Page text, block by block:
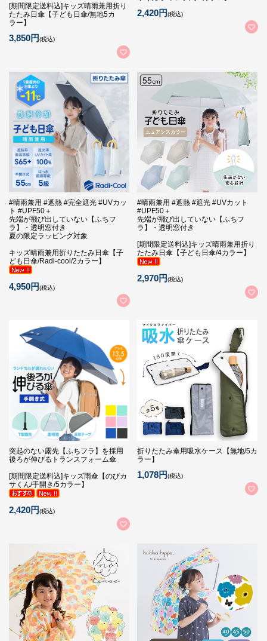
[期間限定送料込]キッズ晴雨兼用折り
たたみ日傘【子ども日傘/無地5カ
ラー】
3,850円(税込)
2,420円(税込)
#晴雨兼用 #遮熱 #完全遮光 #UVカッ
ト #UPF50＋
先端が飛び出していない【ふちフ
ラ】・透明窓付き
夏の限定ラッピング対象
キッズ晴雨兼用折りたたみ日傘【子
ども日傘/Radi-cool/2カラー】
4,950円(税込)
#晴雨兼用 #遮熱 #遮光 #UVカット
#UPF50＋
先端が飛び出していない【ふちフ
ラ】・透明窓付き
[期間限定送料込]キッズ晴雨兼用折り
たたみ日傘【子ども日傘/4カラー】
2,970円(税込)
突起のない露先【ふちフラ】を採用
後ろが伸びるトランスフォーム傘
[期間限定送料込]キッズ雨傘【のびカ
サくん/手開き/5カラー】
2,420円(税込)
折りたたみ傘用吸水ケース【無地/5カ
ラー】
1,078円(税込)